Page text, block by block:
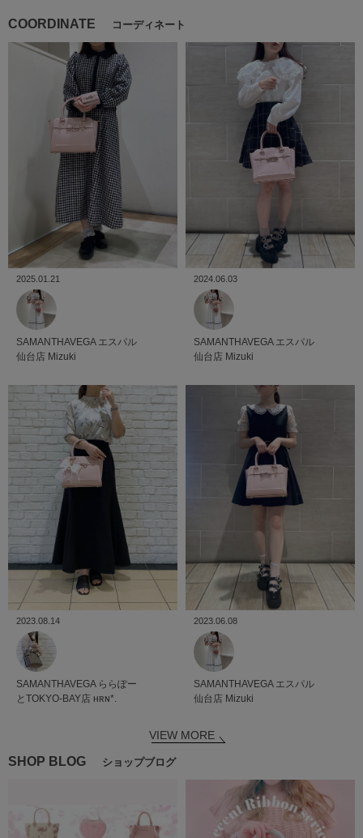
COORDINATE コーディネート
2025.01.21
SAMANTHAVEGA エスパル
仙台店 Mizuki
2024.06.03
SAMANTHAVEGA エスパル
仙台店 Mizuki
2023.08.14
SAMANTHAVEGA ららぽー
とTOKYO-BAY店 ʜʀɴ*.
2023.06.08
SAMANTHAVEGA エスパル
仙台店 Mizuki
VIEW MORE
SHOP BLOG ショップブログ